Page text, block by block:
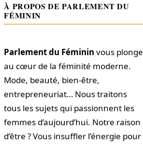
À PROPOS DE PARLEMENT DU
FÉMININ
Parlement du Féminin vous plonge
au cœur de la féminité moderne.
Mode, beauté, bien-être,
entrepreneuriat… Nous traitons
tous les sujets qui passionnent les
femmes d’aujourd’hui. Notre raison
d’être ? Vous insuffler l’énergie pour